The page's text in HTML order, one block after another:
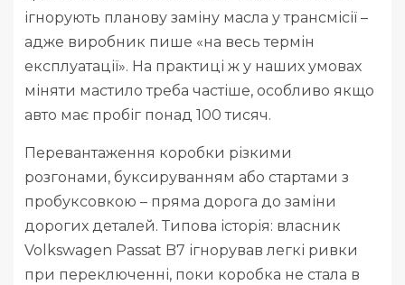
ігнорують планову заміну масла у трансмісії –
адже виробник пише «на весь термін
експлуатації». На практиці ж у наших умовах
міняти мастило треба частіше, особливо якщо
авто має пробіг понад 100 тисяч.
Перевантаження коробки різкими
розгонами, буксируванням або стартами з
пробуксовкою – пряма дорога до заміни
дорогих деталей. Типова історія: власник
Volkswagen Passat B7 ігнорував легкі ривки
при переключенні, поки коробка не стала в